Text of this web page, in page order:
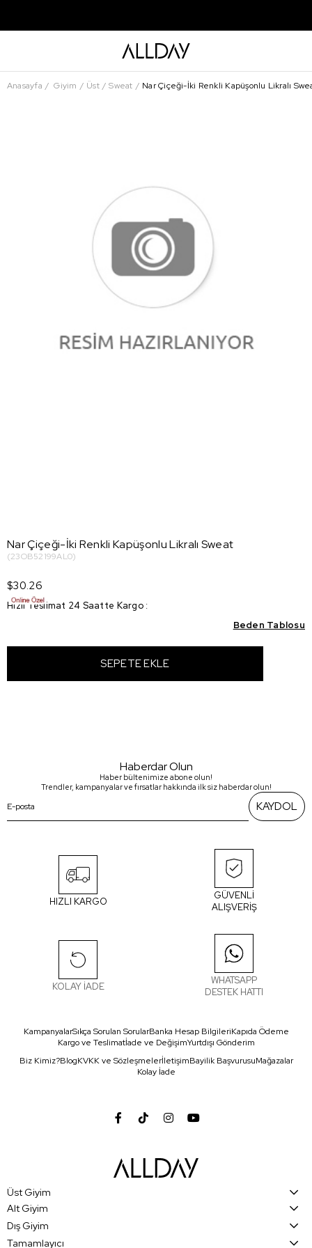
Anasayfa Giyim Üst Sweat Nar Çiçeği-İki Renkli Kapüşonlu Likralı
Nar Çiçeği-İki Renkli Kapüşonlu Likralı Sweat
(23OB52199AL0)
$30.26
Hızlı Teslimat 24 Saatte Kargo :
Beden Tablosu
Haberdar Olun
Haber bültenimize abone olun!
Trendler, kampanyalar ve fırsatlar hakkında ilk siz haberdar olun!
KAYDOL
HIZLI KARGO
GÜVENLİ
ALIŞVERİŞ
KOLAY İADE
WHATSAPP
DESTEK HATTI
KampanyalarSıkça Sorulan SorularBanka Hesap BilgileriKapıda Ödeme
Kargo ve Teslimatİade ve DeğişimYurtdışı Gönderim
Biz Kimiz?BlogKVKK ve SözleşmelerİletişimBayilik BaşvurusuMağazalar
Kolay İade
Üst Giyim
Alt Giyim
Dış Giyim
Tamamlayıcı